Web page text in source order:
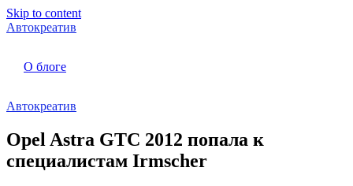
Skip to content
Автокреатив
О блоге
Автокреатив
Opel Astra GTC 2012 попала к
специалистам Irmscher